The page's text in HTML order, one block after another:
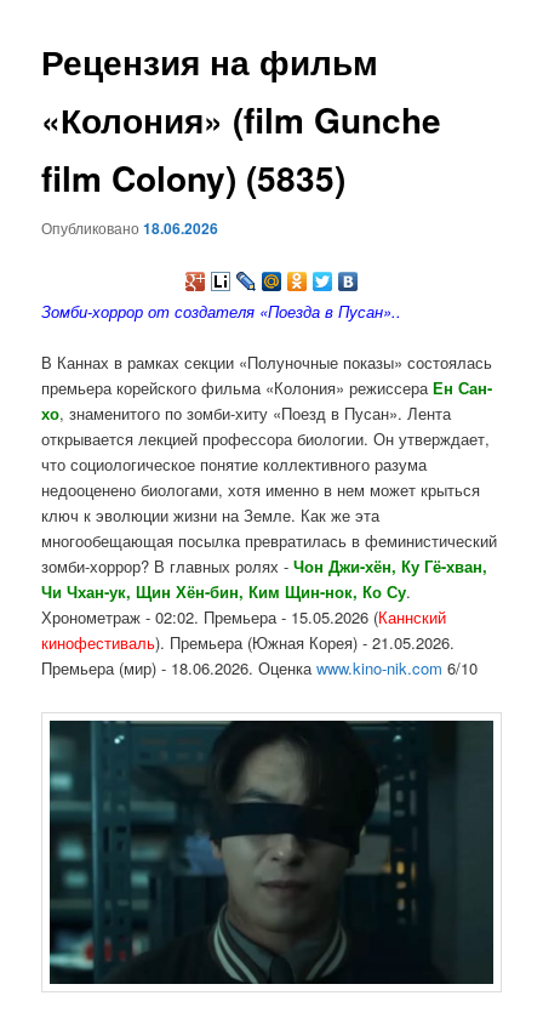
основному
Рецензия на фильм
«Колония» (film Gunche
film Colony) (5835)
Опубликовано18.06.2026
Зомби-хоррор от создателя «Поезда в Пусан»..
В Каннах в рамках секции «Полуночные показы» состоялась
премьера корейского фильма «Колония» режиссераЕн Сан-
хо, знаменитого по зомби-хиту «Поезд в Пусан». Лента
открывается лекцией профессора биологии. Он утверждает,
что социологическое понятие коллективного разума
недооценено биологами, хотя именно в нем может крыться
ключ к эволюции жизни на Земле. Как же эта
многообещающая посылка превратилась в феминистический
зомби-хоррор? В главных ролях -Чон Джи-хён, Ку Гё-хван,
Чи Чхан-ук, Щин Хён-бин, Ким Щин-нок, Ко Су.
Хронометраж - 02:02. Премьера - 15.05.2026 (Каннский
кинофестиваль). Премьера (Южная Корея) - 21.05.2026.
Премьера (мир) - 18.06.2026. Оценкаwww.kino-nik.com 6/10